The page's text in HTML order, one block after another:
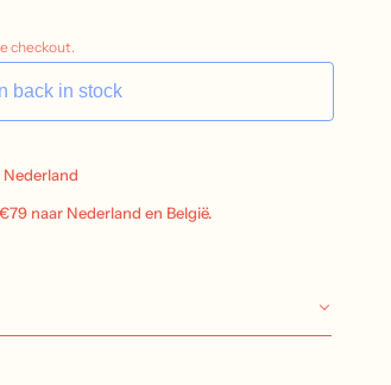
checkout.
back in stock
naar Nederland en België.